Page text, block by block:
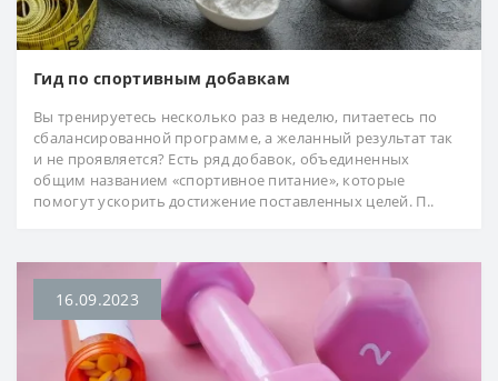
Гид по спортивным добавкам
Вы тренируетесь несколько раз в неделю, питаетесь по
сбалансированной программе, а желанный результат так
и не проявляется? Есть ряд добавок, объединенных
общим названием «спортивное питание», которые
помогут ускорить достижение поставленных целей. П..
16.09.2023